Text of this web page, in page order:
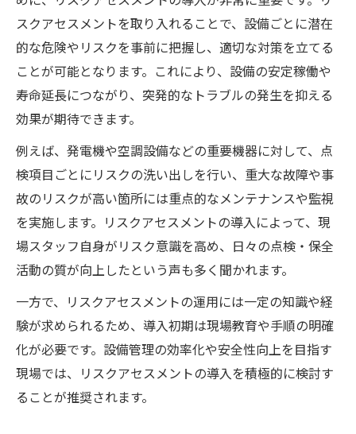
スクアセスメントを取り入れることで、設備ごとに潜在
的な危険やリスクを事前に把握し、適切な対策を立てる
ことが可能となります。これにより、設備の安定稼働や
寿命延長につながり、突発的なトラブルの発生を抑える
効果が期待できます。
例えば、発電機や空調設備などの重要機器に対して、点
検項目ごとにリスクの洗い出しを行い、重大な故障や事
故のリスクが高い箇所には重点的なメンテナンスや監視
を実施します。リスクアセスメントの導入によって、現
場スタッフ自身がリスク意識を高め、日々の点検・保全
活動の質が向上したという声も多く聞かれます。
一方で、リスクアセスメントの運用には一定の知識や経
験が求められるため、導入初期は現場教育や手順の明確
化が必要です。設備管理の効率化や安全性向上を目指す
現場では、リスクアセスメントの導入を積極的に検討す
ることが推奨されます。